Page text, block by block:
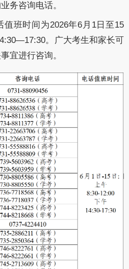
务咨询电话。
值班时间为2026年6月1日至15
。广大考生和家长可
宜进行咨询。